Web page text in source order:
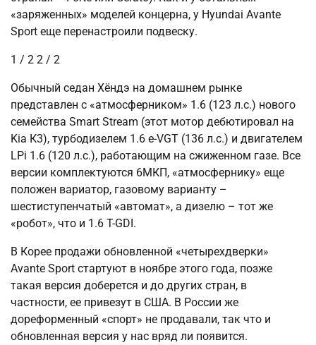
«заряженных» моделей концерна, у Hyundai Avante
Sport еще перенастроили подвеску.
1 / 2 2 / 2
Обычный седан Хёндэ на домашнем рынке
представлен с «атмосферником» 1.6 (123 л.с.) нового
семейства Smart Stream (этот мотор дебютировал на
Kia К3), турбодизелем 1.6 e-VGT (136 л.с.) и двигателем
LPi 1.6 (120 л.с.), работающим на сжиженном газе. Все
версии комплектуются 6МКП, «атмосфернику» еще
положен вариатор, газовому варианту –
шестиступенчатый «автомат», а дизелю – тот же
«робот», что и 1.6 T-GDI.
В Корее продажи обновленной «четырехдверки»
Avante Sport стартуют в ноябре этого года, позже
такая версия доберется и до других стран, в
частности, ее привезут в США. В России же
дореформенный «спорт» не продавали, так что и
обновленная версия у нас вряд ли появится.